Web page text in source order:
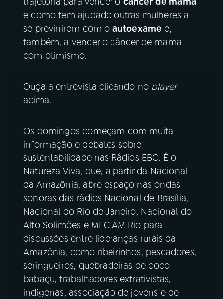
08FESTIVAL DE MÚSICA
ACOMPANHE A RÁDIO NACIONAL
Instagram
e como tem ajudado outras mulheres a
se previnirem com o autoexame e,
também, a vencer o câncer de mama
com otimismo.
Ouça a entrevista clicando no player
acima.
Os domingos começam com muita
informação e debates sobre
sustentabilidade nas Rádios EBC. É o
Natureza Viva, que, a partir da Nacional
da Amazônia, abre espaço nas ondas
sonoras das rádios Nacional de Brasília,
Nacional do Rio de Janeiro, Nacional do
Alto Solimões e MEC AM Rio para
discussões entre lideranças rurais da
Amazônia, como ribeirinhos, pescadores,
seringueiros, quebradeiras de coco
babaçu, trabalhadores extrativistas,
indígenas, associação de jovens e de